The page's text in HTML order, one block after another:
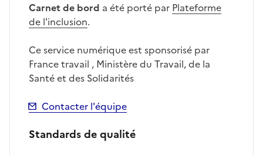
Carnet de bord a été porté par Plateforme
de l'inclusion.
Ce service numérique est sponsorisé par
France travail , Ministère du Travail, de la
Santé et des Solidarités
Contacter l'équipe
Standards de qualité